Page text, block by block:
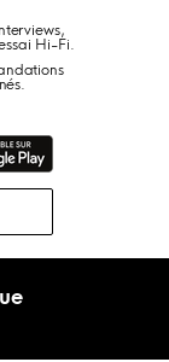
Hi-Fi.